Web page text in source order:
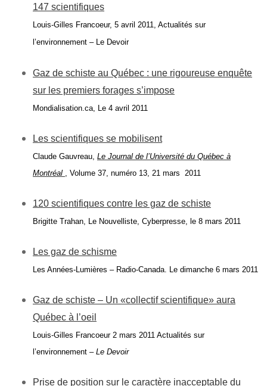
147 scientifiques
Louis-Gilles Francoeur, 5 avril 2011, Actualités sur
l’environnement – Le Devoir
Gaz de schiste au Québec : une rigoureuse enquête
sur les premiers forages s’impose
Mondialisation.ca, Le 4 avril 2011
Les scientifiques se mobilisent
Claude Gauvreau, Le Journal de l’Université du Québec à
Montréal , Volume 37, numéro 13, 21 mars 2011
120 scientifiques contre les gaz de schiste
Brigitte Trahan, Le Nouvelliste, Cyberpresse, le 8 mars 2011
Les gaz de schisme
Les Années-Lumières – Radio-Canada. Le dimanche 6 mars 2011
Gaz de schiste – Un «collectif scientifique» aura
Québec à l’oeil
Louis-Gilles Francoeur 2 mars 2011 Actualités sur
l’environnement – Le Devoir
Prise de position sur le caractère inacceptable du